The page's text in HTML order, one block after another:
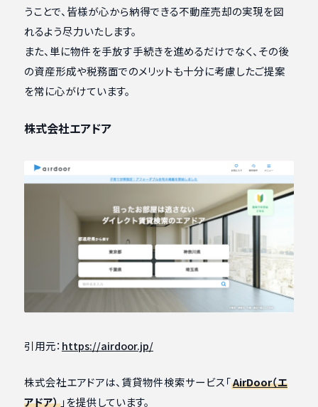
うことで、皆様が心から納得できる不動産売却の実現を図
れるよう尽力いたします。
また、単に物件を手放す手続きを進めるだけでなく、その後
の資産形成や税務面でのメリットも十分に考慮したご提案
を常に心がけています。
株式会社エアドア
引用元： https://airdoor.jp/
株式会社エアドアは、賃貸物件検索サービス「AirDoor（エ
アドア）」を提供しています。